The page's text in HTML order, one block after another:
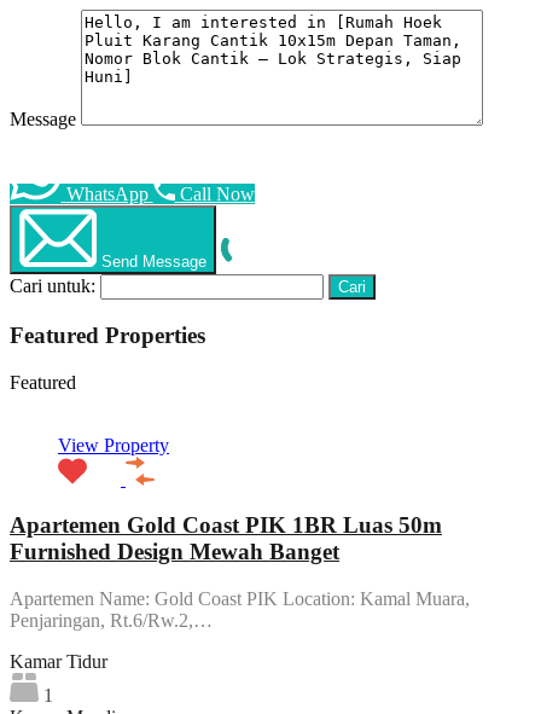
Message
WhatsApp Call Now
Send Message
Cari untuk:
Featured Properties
Featured
View Property
Apartemen Gold Coast PIK 1BR Luas 50m
Furnished Design Mewah Banget
Apartemen Name: Gold Coast PIK Location: Kamal Muara,
Penjaringan, Rt.6/Rw.2,…
Kamar Tidur
1